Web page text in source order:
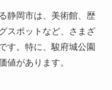
静岡市は、美術館、歴
スポットなど、さまざ
す。特に、駿府城公園
値があります。